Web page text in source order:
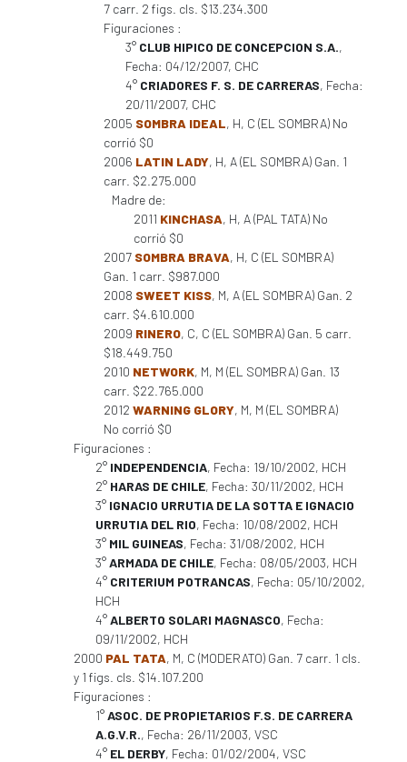
7 carr. 2 figs. cls. $13.234.300
Figuraciones :
3° CLUB HIPICO DE CONCEPCION S.A.,
Fecha: 04/12/2007, CHC
4° CRIADORES F. S. DE CARRERAS, Fecha:
20/11/2007, CHC
2005 SOMBRA IDEAL, H, C (EL SOMBRA) No
corrió $0
2006 LATIN LADY, H, A (EL SOMBRA) Gan. 1
carr. $2.275.000
Madre de:
2011 KINCHASA, H, A (PAL TATA) No
corrió $0
2007 SOMBRA BRAVA, H, C (EL SOMBRA)
Gan. 1 carr. $987.000
2008 SWEET KISS, M, A (EL SOMBRA) Gan. 2
carr. $4.610.000
2009 RINERO, C, C (EL SOMBRA) Gan. 5 carr.
$18.449.750
2010 NETWORK, M, M (EL SOMBRA) Gan. 13
carr. $22.765.000
2012 WARNING GLORY, M, M (EL SOMBRA)
No corrió $0
Figuraciones :
2° INDEPENDENCIA, Fecha: 19/10/2002, HCH
2° HARAS DE CHILE, Fecha: 30/11/2002, HCH
3° IGNACIO URRUTIA DE LA SOTTA E IGNACIO
URRUTIA DEL RIO, Fecha: 10/08/2002, HCH
3° MIL GUINEAS, Fecha: 31/08/2002, HCH
3°ARMADA DE CHILE, Fecha: 08/05/2003, HCH
4° CRITERIUM POTRANCAS, Fecha: 05/10/2002,
HCH
4°ALBERTO SOLARI MAGNASCO, Fecha:
09/11/2002, HCH
2000 PAL TATA, M, C (MODERATO) Gan. 7 carr. 1 cls.
y 1 figs. cls. $14.107.200
Figuraciones :
1°ASOC. DE PROPIETARIOS F.S. DE CARRERA
A.G.V.R., Fecha: 26/11/2003, VSC
4° EL DERBY, Fecha: 01/02/2004, VSC